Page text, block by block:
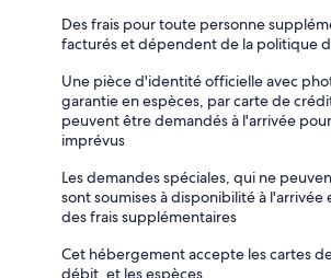
Des frais pour toute personne
facturés et dépendent de la politique
Une pièce d'identité officielle avec
garantie en espèces, par carte de
peuvent être demandés à l'arrivée
imprévus
Les demandes spéciales, qui ne
sont soumises à disponibilité à
des frais supplémentaires
Cet hébergement accepte les cartes
débit, et les espèces